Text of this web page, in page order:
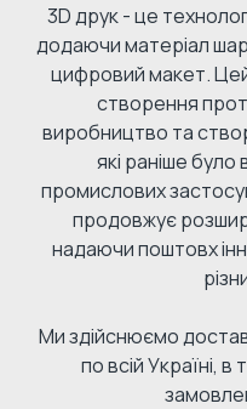
3D друк - це
додаючи матеріал
цифровий макет.
створення
виробництво та
які раніше
промислових
продовжує
надаючи поштовх
Ми здійснюємо
по всій Україні,